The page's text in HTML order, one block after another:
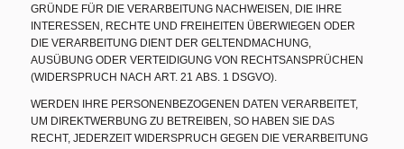
GRÜNDE FÜR DIE VERARBEITUNG NACHWEISEN, DIE IHRE
INTERESSEN, RECHTE UND FREIHEITEN ÜBERWIEGEN ODER
DIE VERARBEITUNG DIENT DER GELTENDMACHUNG,
AUSÜBUNG ODER VERTEIDIGUNG VON RECHTSANSPRÜCHEN
(WIDERSPRUCH NACH ART. 21 ABS. 1 DSGVO).
WERDEN IHRE PERSONENBEZOGENEN DATEN VERARBEITET,
UM DIREKTWERBUNG ZU BETREIBEN, SO HABEN SIE DAS
RECHT, JEDERZEIT WIDERSPRUCH GEGEN DIE VERARBEITUNG